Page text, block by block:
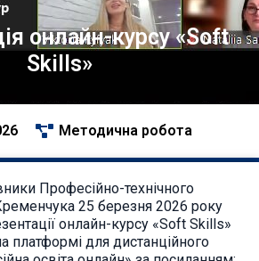
онлайн-курсу «Soft
Skills»
Методична робота
Професійно-технічного
25 березня 2026 року
онлайн-курсу «Soft Skills»
платформі для дистанційного